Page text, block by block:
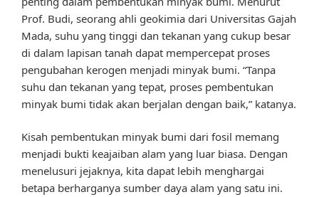
Prof. Budi, seorang ahli geokimia dari Universitas Gajah
Mada, suhu yang tinggi dan tekanan yang cukup besar
di dalam lapisan tanah dapat mempercepat proses
pengubahan kerogen menjadi minyak bumi. “Tanpa
suhu dan tekanan yang tepat, proses pembentukan
minyak bumi tidak akan berjalan dengan baik,” katanya.
Kisah pembentukan minyak bumi dari fosil memang
menjadi bukti keajaiban alam yang luar biasa. Dengan
menelusuri jejaknya, kita dapat lebih menghargai
betapa berharganya sumber daya alam yang satu ini.